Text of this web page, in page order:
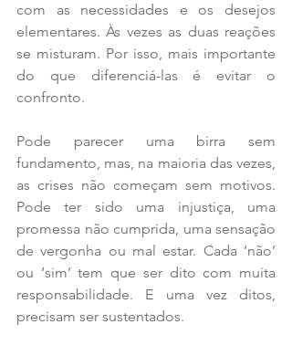
com as necessidades e os desejos
elementares. Às vezes as duas reações
se misturam. Por isso, mais importante
do que diferenciá-las é evitar o
confronto.
Pode parecer uma birra sem
fundamento, mas, na maioria das vezes,
as crises não começam sem motivos.
Pode ter sido uma injustiça, uma
promessa não cumprida, uma sensação
de vergonha ou mal estar. Cada ‘não’
ou ‘sim’ tem que ser dito com muita
responsabilidade. E uma vez ditos,
precisam ser sustentados.